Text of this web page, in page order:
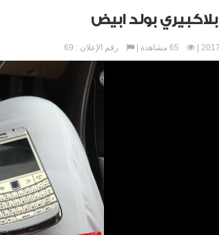
بلاكبيري بولد ابيض
رقم الإعلان : 69